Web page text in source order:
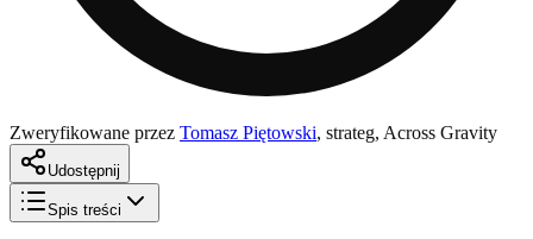
Zweryfikowane przez Tomasz Piętowski, strateg, Across Gravity
Udostępnij
Spis treści